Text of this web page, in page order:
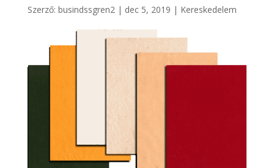
Szerző: busindssgren2| dec 5, 2019 | Kereskedelem